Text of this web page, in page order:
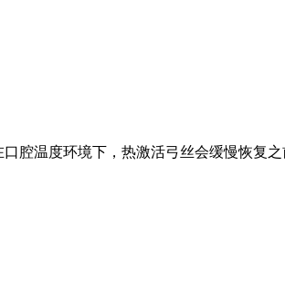
温度环境下，热激活弓丝会缓慢恢复